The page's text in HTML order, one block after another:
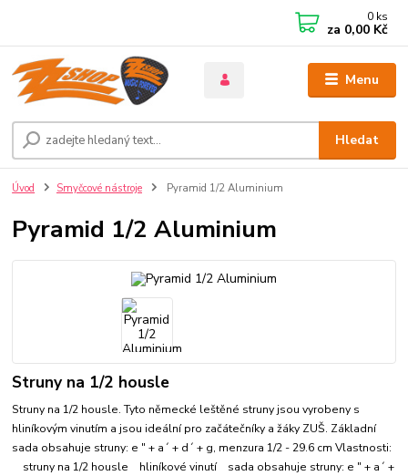
Menu
Hledat
0 ks
za 0,00 Kč
Úvod Smyčcové nástroje Pyramid 1/2 Aluminium
Pyramid 1/2 Aluminium
Struny na 1/2 housle
Struny na 1/2 housle. Tyto německé leštěné struny jsou vyrobeny s
hliníkovým vinutím a jsou ideální pro začátečníky a žáky ZUŠ. Základní
sada obsahuje struny: e " + a´ + d´ + g, menzura 1/2 - 29.6 cm Vlastnosti:
struny na 1/2 housle hliníkové vinutí sada obsahuje struny: e " + a´ +